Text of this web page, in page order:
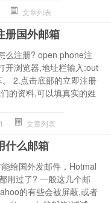
文章列表
册国外邮箱
么注册? open phone注
开浏览器,地址栏输入:out
2.点击底部的立即注册
的资料,可以填真实的姓
文章列表
什么邮箱
给国外发邮件，Hotmal
用过了? 一般这几个邮
的有些会被屏蔽,或者